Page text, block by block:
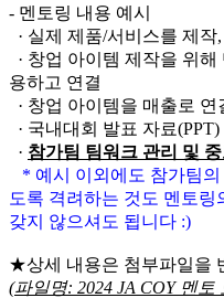
- 멘토링 내용 예시
· 실제 제품/서비스를 제
· 창업 아이템 제작을 위
용하고 연결
· 창업 아이템을 매출로
· 국내대회 발표 자료
· 참가팀 팀워크 관리 및
* 예시 이외에도 참가팀
도록 격려하는 것도 멘토
갖지 않으셔도 됩니다 :)
★상세 내용은 첨부파일을
(파일명: 2024 JA COY 멘